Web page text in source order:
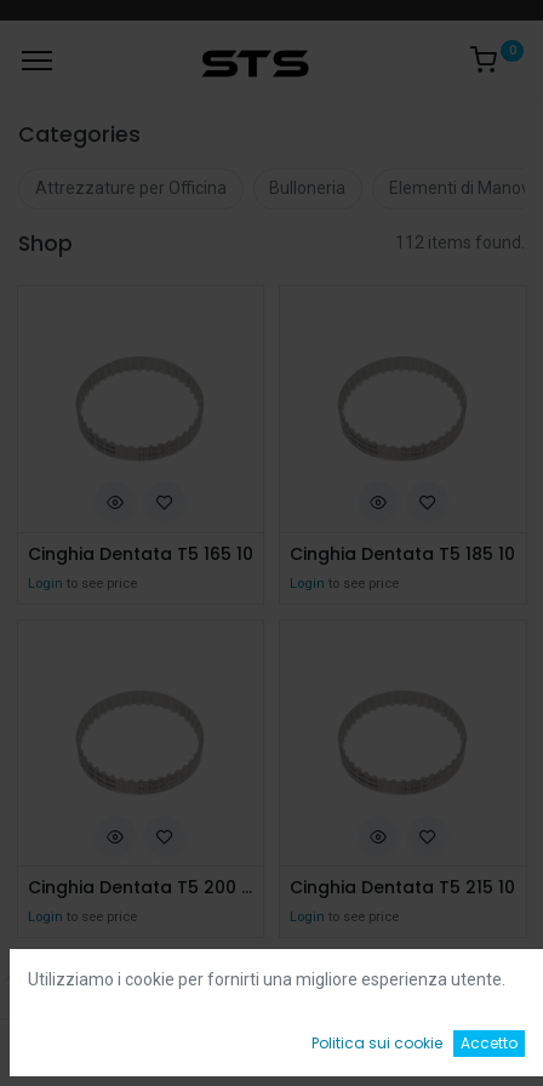
Default
0
Categories
Attrezzature per Officina Bulloneria Elementi di
Shop 112 items found.
Cinghia Dentata T5 165 10
Login to see price
Cinghia Dentata T5 185 10
Login to see price
Cinghia Dentata T5 200 10
Login to see price
Cinghia Dentata T5 215 10
Login to see price
Utilizziamo i cookie per fornirti una migliore esperienza utente.
Politica sui cookie Accetto